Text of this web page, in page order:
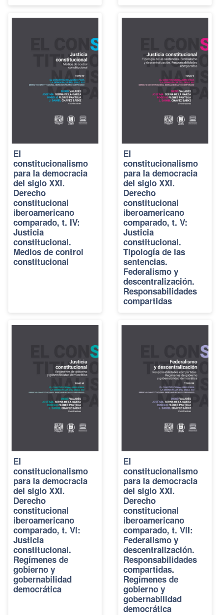
El
constitucionalismo
para la democracia
del siglo XXI.
Derecho
constitucional
iberoamericano
comparado, t. IV:
Justicia
constitucional.
Medios de control
constitucional
El
constitucionalismo
para la democracia
del siglo XXI.
Derecho
constitucional
iberoamericano
comparado, t. V:
Justicia
constitucional.
Tipología de las
sentencias.
Federalismo y
descentralización.
Responsabilidades
compartidas
El
constitucionalismo
para la democracia
del siglo XXI.
Derecho
constitucional
iberoamericano
comparado, t. VI:
Justicia
constitucional.
Regímenes de
gobierno y
gobernabilidad
democrática
El
constitucionalismo
para la democracia
del siglo XXI.
Derecho
constitucional
iberoamericano
comparado, t. VII:
Federalismo y
descentralización.
Responsabilidades
compartidas.
Regímenes de
gobierno y
gobernabilidad
democrática